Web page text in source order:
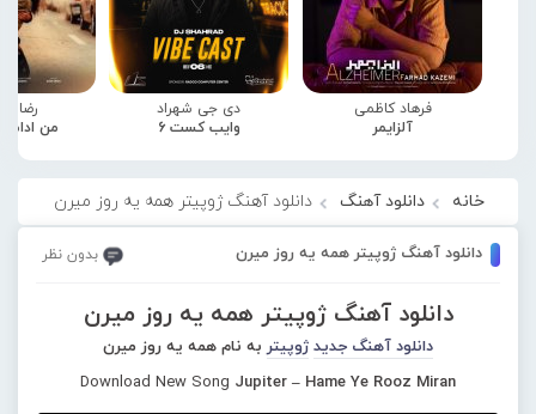
فرهاد کاظمی
آلزایمر
دی جی شهراد
وایب کست 6
رضا
من
خانه دانلود آهنگ دانلود آهنگ ژوپیتر همه یه روز میرن
دانلود آهنگ ژوپیتر همه یه روز میرن بدون نظر
دانلود آهنگ ژوپیتر همه یه روز میرن
دانلود آهنگ جدید ژوپیتر به نام همه یه روز میرن
Download New Song Jupiter – Hame Ye Rooz Miran